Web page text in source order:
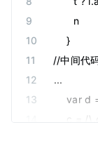
        n
    }
//中间代
...
var d
c = /